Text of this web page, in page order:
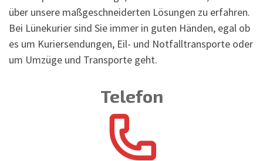
über unsere maßgeschneiderten Lösungen zu erfahren.
Bei Lünekurier sind Sie immer in guten Händen, egal ob
es um Kuriersendungen, Eil- und Notfalltransporte oder
um Umzüge und Transporte geht.
Telefon